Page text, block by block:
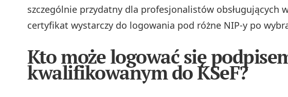
szczególnie przydatny dla profesjonalistów obsługujących
certyfikat wystarczy do logowania pod różne NIP-y po
Kto może logować się
kwalifikowanym do KSeF?